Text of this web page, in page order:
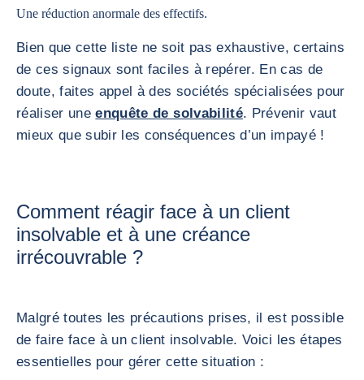
Une réduction anormale des effectifs.
Bien que cette liste ne soit pas exhaustive, certains
de ces signaux sont faciles à repérer. En cas de
doute, faites appel à des sociétés spécialisées pour
réaliser uneenquête de solvabilité. Prévenir vaut
mieux que subir les conséquences d’un impayé !
Comment réagir face à un client
insolvable et à une créance
irrécouvrable ?
Malgré toutes les précautions prises, il est possible
de faire face à un client insolvable. Voici les étapes
essentielles pour gérer cette situation :